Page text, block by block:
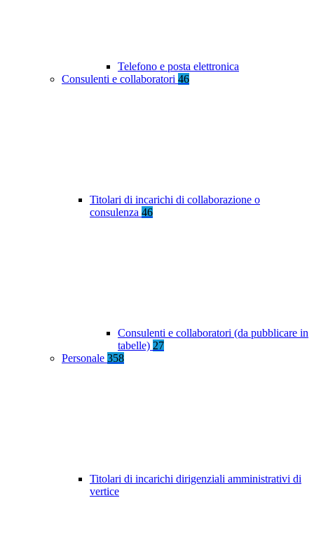
Telefono e posta elettronica
Consulenti e collaboratori 46
Titolari di incarichi di collaborazione o
consulenza 46
Consulenti e collaboratori (da pubblicare in
tabelle) 27
Personale 358
Titolari di incarichi dirigenziali amministrativi di
vertice